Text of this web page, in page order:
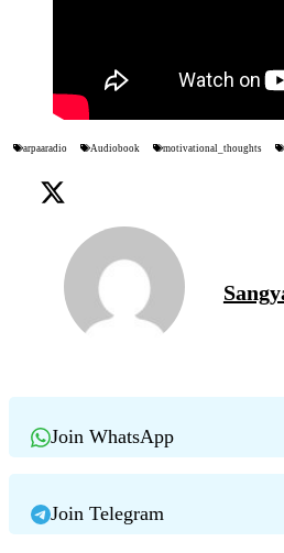
arpaaradio Audiobook motivational_thoughts
Join WhatsApp
Join Telegram